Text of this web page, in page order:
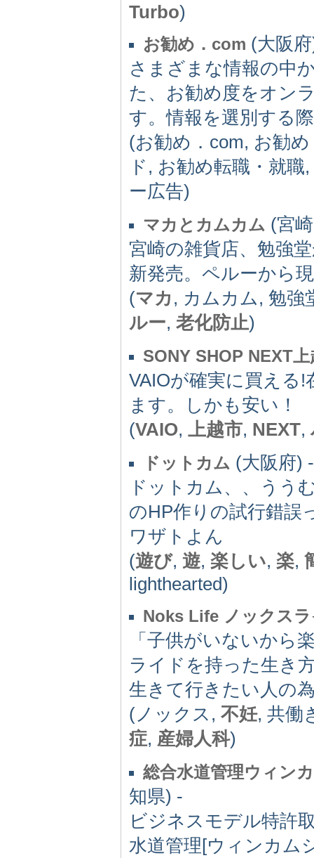
Turbo)
お勧め．com (大阪
さまざまな情報の中
た、お勧め度をオン
す。情報を選別する
(お勧め．com, お勧
ド, お勧め転職・就
ー広告)
マカとカムカム (宮
宮崎の雑貨店、勉強
新発売。ペルーから
(マカ , カムカム, 勉強
ルー, 老化防止)
SONY SHOP NEXT上
VAIOが確実に買える
ます。しかも安い！
(VAIO, 上越市, NEXT,
ドットカム (大阪府) -
ドットカム、、うう
のHP作りの試行錯
ワザトよん
(遊び, 遊, 楽しい, 楽,
lighthearted)
Noks Life ノックス
「子供がいないから
ライドを持った生き
生きて行きたい人の
(ノックス, 不妊, 共働
症, 産婦人科)
総合水道管理ウィン
知県) -
ビジネスモデル特許
水道管理[ウィンカム